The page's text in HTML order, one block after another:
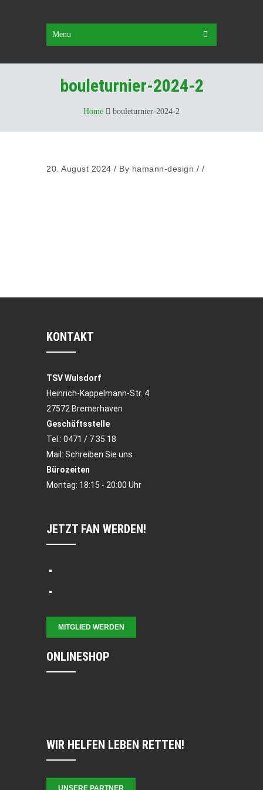
Menu
bouleturnier-2024-2
Home bouleturnier-2024-2
20. August 2024 / By hamann-design / /
KONTAKT
TSV Wulsdorf
Heinrich-Kappelmann-Str. 4
27572 Bremerhaven
Geschäftsstelle
Tel.: 0471 / 7 35 18
Mail: Schreiben Sie uns
Bürozeiten
Montag: 18:15 - 20:00 Uhr
JETZT FAN WERDEN!
MITGLIED WERDEN
ONLINESHOP
WIR HELFEN LEBEN RETTEN!
UNSERE PARTNER